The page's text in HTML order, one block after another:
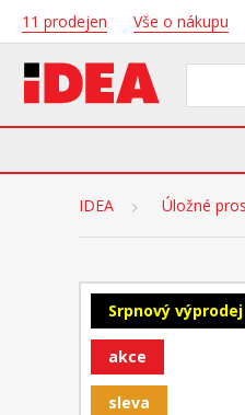
11 prodejen Vše o nákupu
IDEA Úložné
Srpnový výprodej
akce
sleva